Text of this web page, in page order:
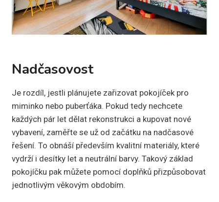
Nadčasovost
Je rozdíl, jestli plánujete zařizovat pokojíček pro
miminko nebo puberťáka. Pokud tedy nechcete
každých pár let dělat rekonstrukci a kupovat nové
vybavení, zaměřte se už od začátku na nadčasové
řešení. To obnáší především kvalitní materiály, které
vydrží i desítky let a neutrální barvy. Takový základ
pokojíčku pak můžete pomocí doplňků přizpůsobovat
jednotlivým věkovým obdobím.